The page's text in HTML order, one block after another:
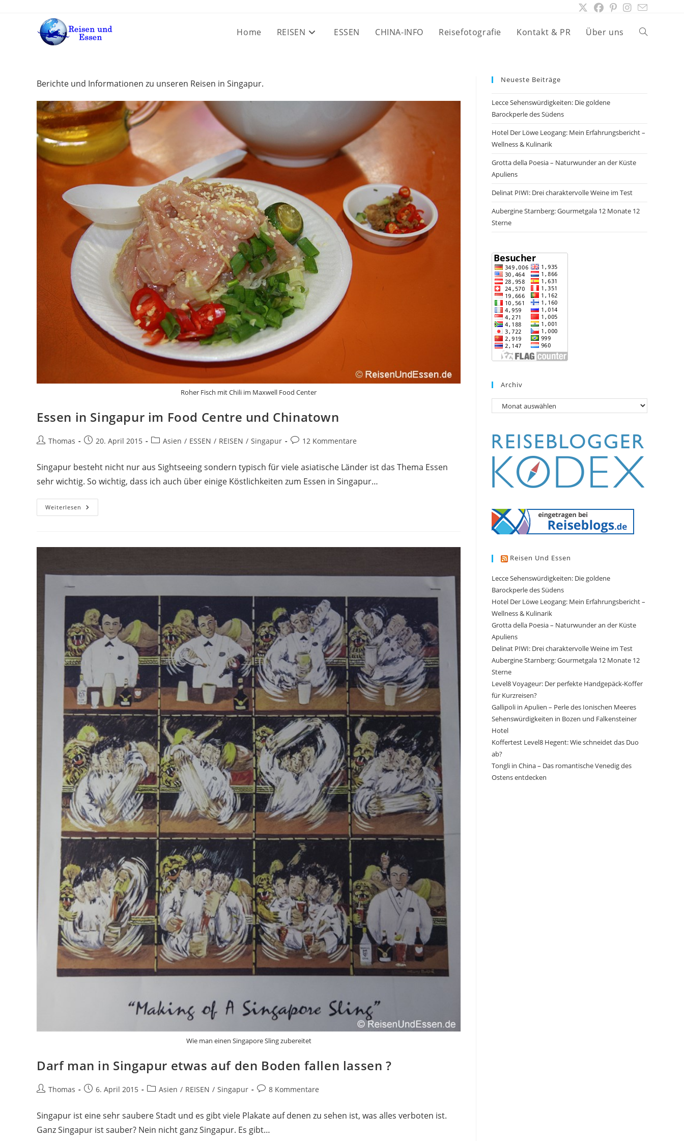
Home REISEN ESSEN CHINA-INFO Reisefotografie Kontakt & PR Über uns Website-
Berichte und Informationen zu unseren Reisen in Singapur.
Roher Fisch mit Chili im Maxwell Food Center
Essen in Singapur im Food Centre und Chinatown
Beitrags-
Thomas
Beitrag20. April 2015
Beitrags-
Asien / ESSEN / REISEN / Singapur
Beitrags-
12 Kommentare
Singapur besteht nicht nur aus Sightseeing sondern typisch für viele asiatische Länder ist das Thema Essen
sehr wichtig. So wichtig, dass ich auch über einige Köstlichkeiten zum Essen in Singapur…
Weiterlesen Essen
In
Und
Wie man einen Singapore Sling zubereitet
Darf man in Singapur etwas auf den Boden fallen lassen ?
Beitrags-
Thomas
Beitrag6. April 2015
Beitrags-
Asien / REISEN / Singapur
Beitrags-
8 Kommentare
Singapur ist eine sehr saubere Stadt und es gibt viele Plakate auf denen zu sehen ist, was alles verboten ist.
Ganz Singapur ist sauber? Nein nicht ganz Singapur. Es gibt…
Neueste Beiträge
Lecce Sehenswürdigkeiten: Die goldene
Barockperle des Südens
Hotel Der Löwe Leogang: Mein Erfahrungsbericht –
Wellness & Kulinarik
Grotta della Poesia – Naturwunder an der Küste
Apuliens
Delinat PIWI: Drei charaktervolle Weine im Test
Aubergine Starnberg: Gourmetgala 12 Monate 12
Sterne
Archiv
Archiv
Reisen Und Essen
Lecce Sehenswürdigkeiten: Die goldene
Barockperle des Südens
Hotel Der Löwe Leogang: Mein Erfahrungsbericht –
Wellness & Kulinarik
Grotta della Poesia – Naturwunder an der Küste
Apuliens
Delinat PIWI: Drei charaktervolle Weine im Test
Aubergine Starnberg: Gourmetgala 12 Monate 12
Sterne
Level8 Voyageur: Der perfekte Handgepäck-Koffer
für Kurzreisen?
Gallipoli in Apulien – Perle des Ionischen Meeres
Sehenswürdigkeiten in Bozen und Falkensteiner
Hotel
Koffertest Level8 Hegent: Wie schneidet das Duo
ab?
Tongli in China – Das romantische Venedig des
Ostens entdecken